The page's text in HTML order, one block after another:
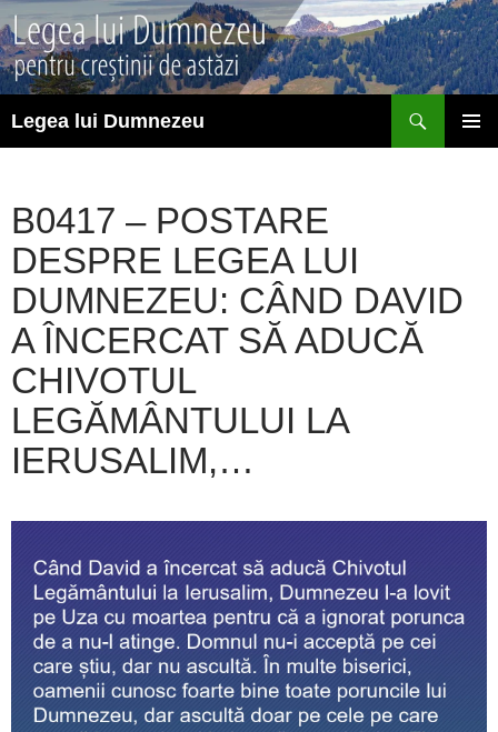
Sari
la
conținut
Legea lui Dumnezeu
B0417 – POSTARE
DESPRE LEGEA LUI
DUMNEZEU: CÂND DAVID
A ÎNCERCAT SĂ ADUCĂ
CHIVOTUL
LEGĂMÂNTULUI LA
IERUSALIM,…